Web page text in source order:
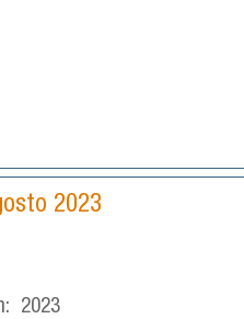
2023
2023